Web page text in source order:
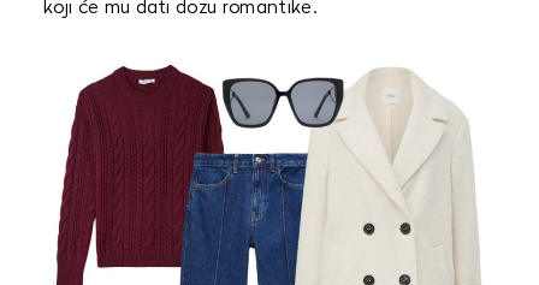
koji će mu dati dozu romantike.